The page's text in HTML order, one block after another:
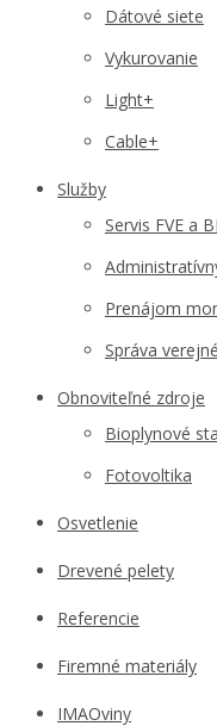
Dátové siete
Vykurovanie
Light+
Cable+
Služby
Servis FVE a
Prenájom
Správa
Obnoviteľné zdroje
Bioplynové
Fotovoltika
Osvetlenie
Drevené pelety
Referencie
Firemné materiály
IMAOviny